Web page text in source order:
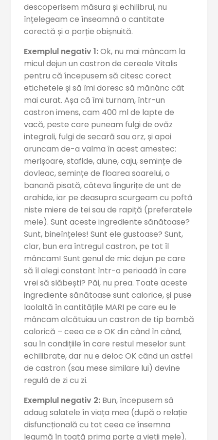
descoperisem măsura și echilibrul, nu
înțelegeam ce înseamnă o cantitate
corectă și o porție obișnuită.
Exemplul negativ 1:Ok, nu mai mâncam la
micul dejun un castron de cereale Vitalis
pentru că începusem să citesc corect
etichetele și să îmi doresc să mănânc cât
mai curat. Așa că îmi turnam, într-un
castron imens, cam 400 ml de lapte de
vacă, peste care puneam fulgi de ovăz
integrali, fulgi de secară sau orz, și apoi
aruncam de-a valma în acest amestec:
merișoare, stafide, alune, caju, semințe de
dovleac, semințe de floarea soarelui, o
banană pisată, câteva lingurițe de unt de
arahide, iar pe deasupra scurgeam cu poftă
niste miere de tei sau de rapiță (preferatele
mele). Sunt aceste ingrediente sănătoase?
Sunt, bineînțeles! Sunt ele gustoase? Sunt,
clar, bun era întregul castron, pe tot îl
mâncam! Sunt genul de mic dejun pe care
să îl alegi constant într-o perioadă în care
vrei să slăbești? Păi, nu prea. Toate aceste
ingrediente sănătoase sunt calorice, și puse
laolaltă în cantitățile MARI pe care eu le
mâncam alcătuiau un castron de tip bombă
calorică – ceea ce e OK din când în când,
sau în condițiile în care restul meselor sunt
echilibrate, dar nu e deloc OK când un astfel
de castron (sau mese similare lui) devine
regulă de zi cu zi.
Exemplul negativ 2:Bun, începusem să
adaug salatele în viața mea (după o relație
disfuncțională cu tot ceea ce însemna
legumă în toată prima parte a vieții mele).